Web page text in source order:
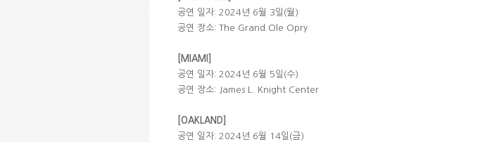
공연 일자: 2024년 6월 3일(월)
공연 장소: The Grand Ole Opry
[MIAMI]
공연 일자: 2024년 6월 5일(수)
공연 장소: James L. Knight Center
[OAKLAND]
공연 일자: 2024년 6월 14일(금)